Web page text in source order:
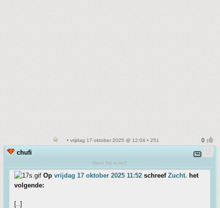
• vrijdag 17 oktober 2025 @ 12:04 • 251
chufi
Hace frio o no?
Op vrijdag 17 oktober 2025 11:52 schreef Zucht. het
volgende:
[..]